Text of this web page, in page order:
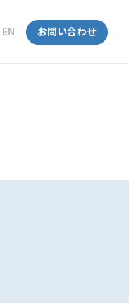
EN お問い合わせ